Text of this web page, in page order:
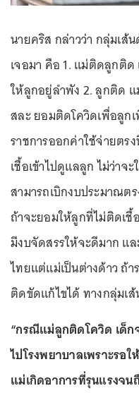
นายคริส กล่าวว่า กลุ่มเส้
เจอมา คือ 1. แม่ติดลูกติ
ให้ลูกอยู่ลำพัง 2. ลูกติด
สละ ยอมติดโควิดเพื่อลูก
ราชการออกค่าใช้จ่ายต
เชื้อเข้าไปดูแลลูก ไม่ว่าจ
สามารถเบิกงบประมาณ
ถ้าจะยอมให้ลูกที่ไม่ติดเชื้
มีงบจัดสรรให้จะดีมาก แ
ไทยแต่แม่เป็นต่างด้าว ถ้
ติดขัดแก้ไขได้ ทางกลุ่มเ
“กรณีแม่ลูกติดโควิด เด็ก
ไปโรงพยาบาลเพราะรอ
แม่เกิดอาการที่รุนแรงจ